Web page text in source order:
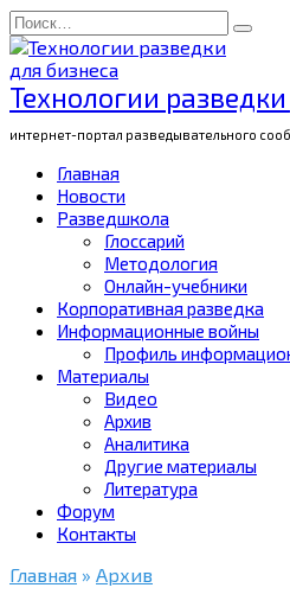
Перейти
к
содержанию
Search
for:
Технологии
интернет-портал разведывательного
Главная
Новости
Разведшкола
Глоссарий
Методология
Онлайн-учебники
Корпоративная разведка
Информационные войны
Профиль
Материалы
Видео
Архив
Аналитика
Другие материалы
Литература
Форум
Контакты
Главная » Архив